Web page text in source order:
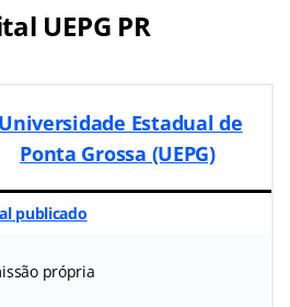
UEPG PR
Universidade Estadual de
Ponta Grossa (UEPG)
publicado
própria